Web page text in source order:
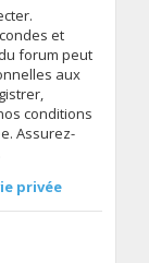
et
forum peut
aux
conditions
Assurez-
privée